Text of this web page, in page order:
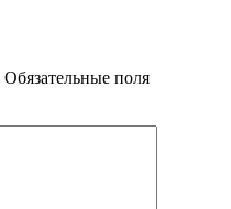
Обязательные поля